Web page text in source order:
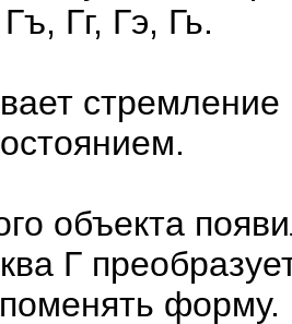
Гг, Гэ, Гь.
объекта
Г
форму.